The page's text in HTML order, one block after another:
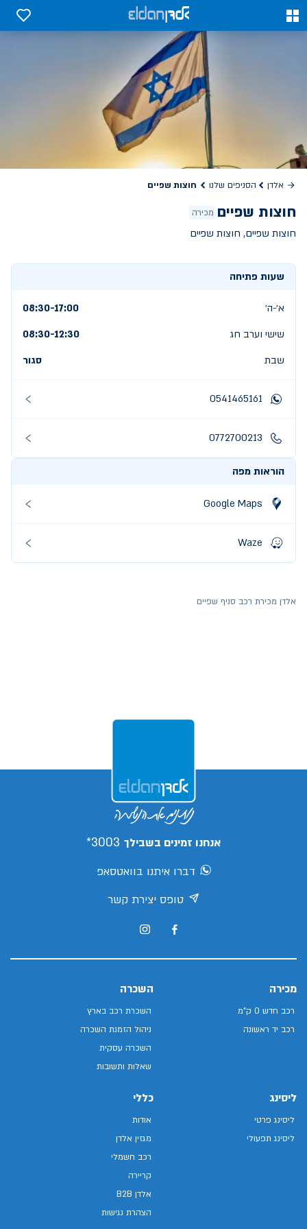
0
0
אלדן הסניפים שלנו חוצות שפיים
חוצות שפיים מכירה
חוצות שפיים, חוצות שפיים
שעות פתיחה
א׳-ה׳
08:30-17:00
שישי וערב חג
08:30-12:30
שבת
סגור
0541465161
0772700213
הוראות מפה
Google Maps
Waze
אלדן מכירת רכב סניף שפיים
אנחנו זמינים בשבילך 3003*
דברו איתנו בוואטסאפ
טופס יצירת קשר
מכירה
רכב חדש 0 ק"מ
רכב יד ראשונה
השכרה
השכרת רכב בארץ
ניהול הזמנת השכרה
השכרה עסקית
שאלות ותשובות
ליסינג
ליסינג פרטי
ליסינג תפעולי
כללי
אודות
מגזין אלדן
רכב חשמלי
קריירה
אלדן B2B
הצהרת נגישות